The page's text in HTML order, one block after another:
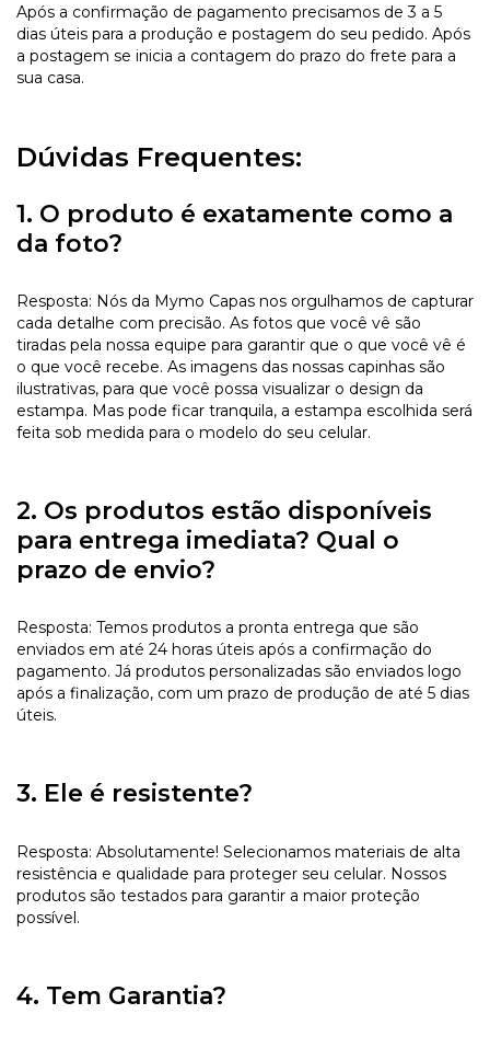
Após a confirmação de pagamento precisamos de 3 a 5
dias úteis para a produção e postagem do seu pedido. Após
a postagem se inicia a contagem do prazo do frete para a
sua casa.
Dúvidas Frequentes:
1. O produto é exatamente como a
da foto?
Resposta: Nós da Mymo Capas nos orgulhamos de capturar
cada detalhe com precisão. As fotos que você vê são
tiradas pela nossa equipe para garantir que o que você vê é
o que você recebe. As imagens das nossas capinhas são
ilustrativas, para que você possa visualizar o design da
estampa. Mas pode ficar tranquila, a estampa escolhida será
feita sob medida para o modelo do seu celular.
2. Os produtos estão disponíveis
para entrega imediata? Qual o
prazo de envio?
Resposta: Temos produtos a pronta entrega que são
enviados em até 24 horas úteis após a confirmação do
pagamento. Já produtos personalizadas são enviados logo
após a finalização, com um prazo de produção de até 5 dias
úteis.
3. Ele é resistente?
Resposta: Absolutamente! Selecionamos materiais de alta
resistência e qualidade para proteger seu celular. Nossos
produtos são testados para garantir a maior proteção
possível.
4. Tem Garantia?